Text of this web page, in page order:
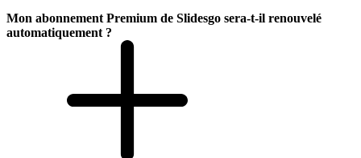
Mon abonnement Premium de Slidesgo sera-t-il renouvelé
automatiquement ?